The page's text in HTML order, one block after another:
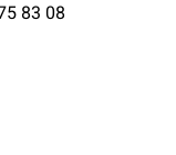
83 08